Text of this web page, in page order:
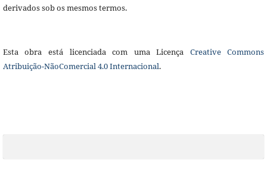
derivados sob os mesmos termos.
Esta obra está licenciada com uma Licença Creative Commons
Atribuição-NãoComercial 4.0 Internacional.